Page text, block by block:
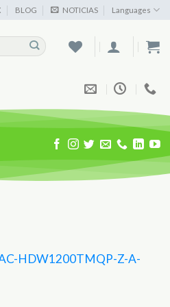
BLOG NOTICIAS Languages
HDW1200TMQP-Z-A-